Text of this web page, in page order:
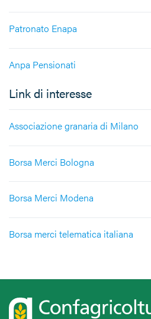
Patronato Enapa
Anpa Pensionati
Link di interesse
Associazione granaria di Milano
Borsa Merci Bologna
Borsa Merci Modena
Borsa merci telematica italiana